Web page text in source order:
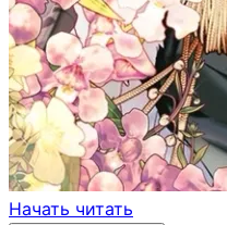
Начать читать